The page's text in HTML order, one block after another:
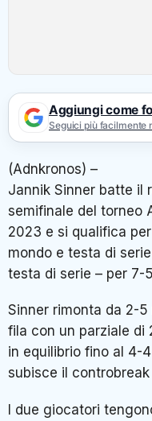
Aggiungi come
Seguici più facilmente
(Adnkronos) –
Jannik Sinner batte il
semifinale del torneo
2023 e si qualifica
mondo e testa di
testa di serie – per 7-
Sinner rimonta da 2-
fila con un parziale di
in equilibrio fino al 4-
subisce il
I due giocatori